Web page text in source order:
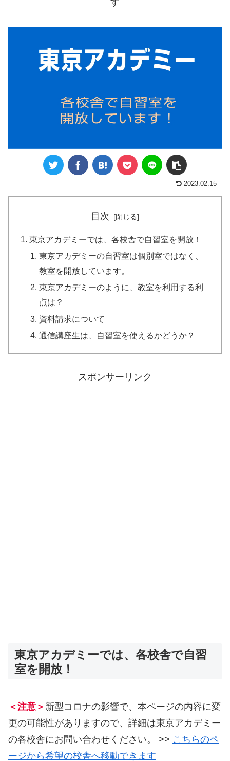
2023.02.15
目次
東京アカデミーでは、各校舎で自習室を開放！
東京アカデミーの自習室は個別室ではなく、
教室を開放しています。
東京アカデミーのように、教室を利用する利
点は？
資料請求について
通信講座生は、自習室を使えるかどうか？
スポンサーリンク
東京アカデミーでは、各校舎で自習
室を開放！
＜注意＞ 新型コロナの影響で、本ページの内容に変
更の可能性がありますので、詳細は東京アカデミー
の各校舎にお問い合わせください。 >> こちらのペ
ージから希望の校舎へ移動できます